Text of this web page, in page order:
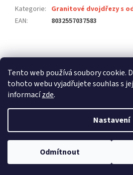
Tento web používá soubory cookie.
tohoto webu vyjadřujete souhlas s
informacízde.
Nastavení
Odmítnout
Kategorie: Granitové dvojdřezy s
EAN: 8032557037583
á
stavební pouzdra
Vytvořil
Copyright 2026dalago.cz .